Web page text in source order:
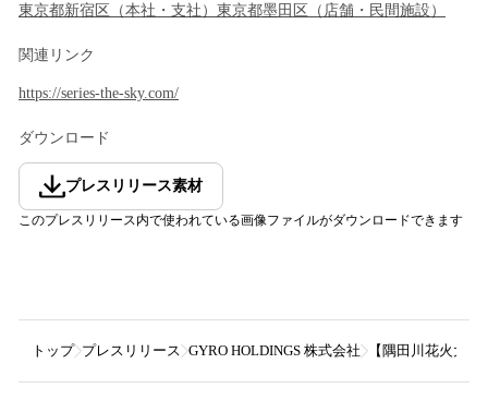
東京都新宿区 （本社・支社 ） 東京都墨田区 （ 店舗・民間施設 ）
関連リンク
https://series-the-sky.com/
ダウンロード
プレスリリース素材
このプレスリリース内で使われている画像ファイルがダウンロードできます
トップ プレスリリース GYRO HOLDINGS 株式会社 【隅田川花火大